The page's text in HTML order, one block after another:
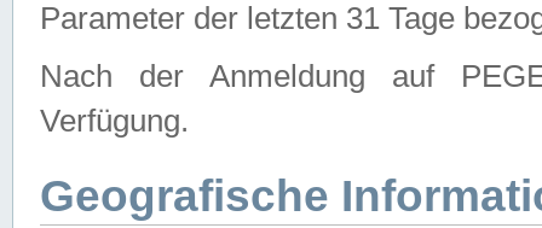
Parameter der letzten 31 Tage
Nach der Anmeldung auf
Verfügung.
Geografische